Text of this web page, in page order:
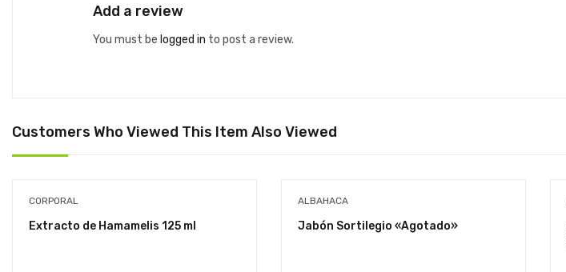
of 5
Add a review
You must be logged in to post a review.
Customers Who Viewed This Item Also Viewed
CORPORAL
Extracto de Hamamelis 125 ml
ALBAHACA
Jabón Sortilegio «Agotado»